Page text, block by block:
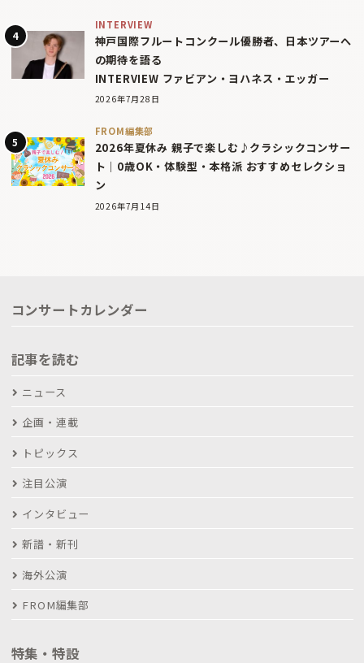
INTERVIEW
神戸国際フルートコンクール優勝者、日本ツアーへ
の期待を語る
INTERVIEW ファビアン・ヨハネス・エッガー
2026年7月28日
FROM編集部
2026年夏休み 親子で楽しむ♪クラシックコンサー
ト｜0歳OK・体験型・本格派 おすすめセレクショ
ン
2026年7月14日
コンサートカレンダー
記事を読む
ニュース
企画・連載
トピックス
注目公演
インタビュー
新譜・新刊
海外公演
FROM編集部
特集・特設